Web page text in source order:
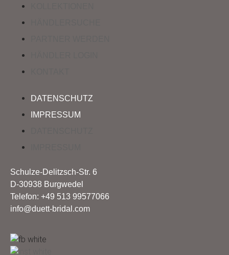
DATENSCHUTZ
IMPRESSUM
Schulze-Delitzsch-Str. 6
D-30938 Burgwedel
Telefon: +49 513 99577066
info@duett-bridal.com